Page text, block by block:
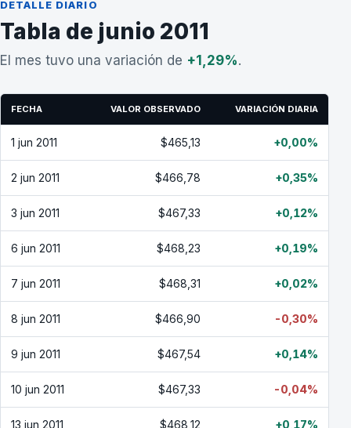
DETALLE DIARIO
Tabla de junio 2011
El mes tuvo una variación de +1,29%.
FECHA VALOR OBSERVADO VARIACIÓN DIARIA
1 jun 2011 $465,13 +0,00%
2 jun 2011 $466,78 +0,35%
3 jun 2011 $467,33 +0,12%
6 jun 2011 $468,23 +0,19%
7 jun 2011 $468,31 +0,02%
8 jun 2011 $466,90 -0,30%
9 jun 2011 $467,54 +0,14%
10 jun 2011 $467,33 -0,04%
13 jun 2011 $468,12 +0,17%